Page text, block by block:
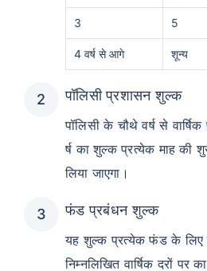
3 5
4 वर्ष से आगे शून्य
पॉलिसी प्रशासन शुल्क
पॉलिसी के चौथे वर्ष से
र्ष का शुल्क प्रत्येक माह
लिया जाएगा।
फंड प्रबंधन शुल्क
यह शुल्क प्रत्येक फंड के लिए
निम्नलिखित वार्षिक दरों पर